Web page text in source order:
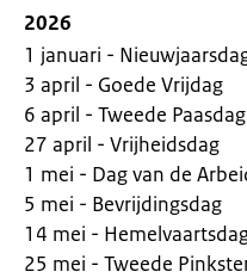
2026
1 januari -
3 april - Goede Vrijdag
6 april - Tweede Paasdag
27 april - Vrijheidsdag
1 mei - Dag van de
5 mei - Bevrijdingsdag
14 mei -
25 mei - Tweede